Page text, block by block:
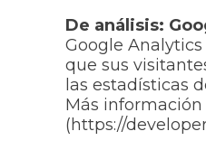
De análisis:
Google
que sus
las estadísticas
Más
(https://